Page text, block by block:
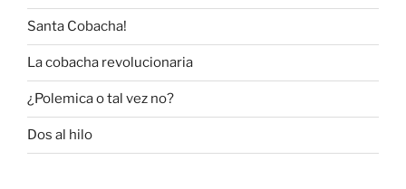
Santa Cobacha!
La cobacha revolucionaria
¿Polemica o tal vez no?
Dos al hilo